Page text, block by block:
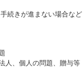
続きが進まない場合など
人、個人の問題、贈与等